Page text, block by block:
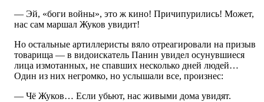
— Эй, «боги войны», это ж кино! Причипурились! Может,
нас сам маршал Жуков увидит!
Но остальные артиллеристы вяло отреагировали на призыв
товарища — в видоискатель Панин увидел осунувшиеся
лица измотанных, не спавших несколько дней людей…
Один из них негромко, но услышали все, произнес:
— Чё Жуков… Если убьют, нас живыми дома увидят.